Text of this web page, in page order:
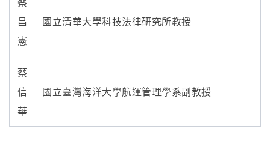
昌
憲
國立清華大學科技法律研究所教授
蔡
信
華
國立臺灣海洋大學航運管理學系副教授